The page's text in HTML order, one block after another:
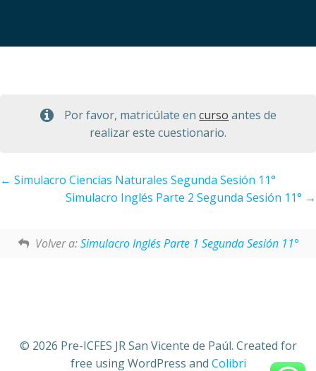
Por favor, matricúlate encurso antes de
realizar este cuestionario.
Simulacro Ciencias Naturales Segunda Sesión 11°
Simulacro Inglés Parte 2 Segunda Sesión 11°
Volver a:Simulacro Inglés Parte 1 Segunda Sesión 11°
© 2026 Pre-ICFES JR San Vicente de Paúl. Created for
free using WordPress and Colibri